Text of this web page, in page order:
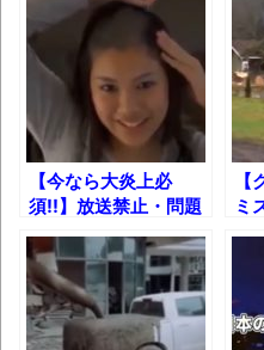
進撃の巨人シー
感想
TBS「マツコの
集でほとんど紹介さ
ば自分たちで紹介だ
時代の流れ
【衝撃】道志村の
されてきた可能性・
【今なら大炎上必
須!!】放送禁止・問題
となったCMまとめ
【解説つき】
ミ
ぶ